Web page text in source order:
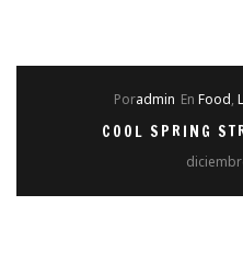
Poradmin En Food,
COOL SPRING